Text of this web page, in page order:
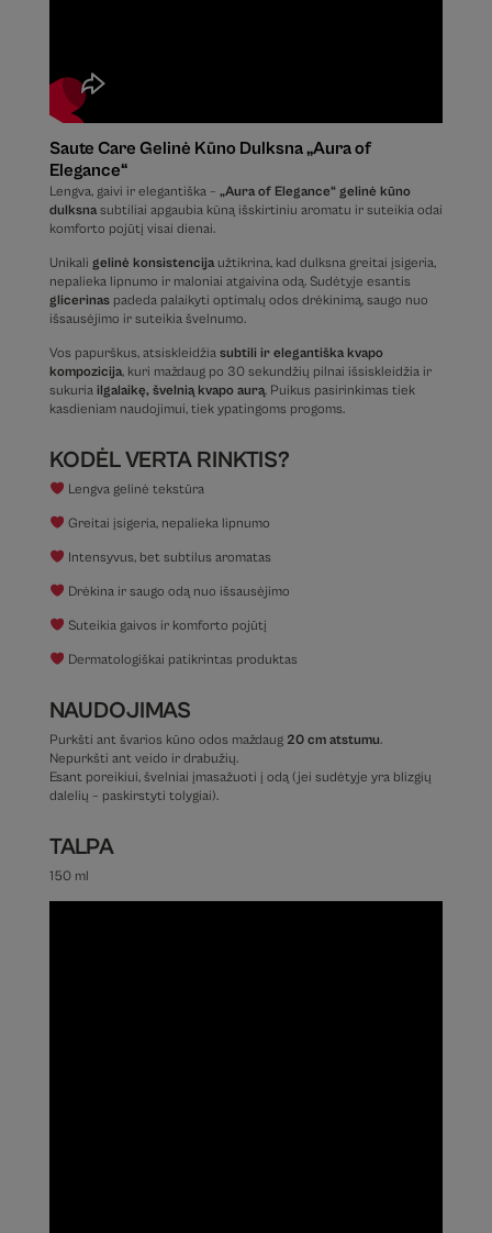
Saute Care Gelinė Kūno Dulksna „Aura of
Elegance“
Lengva, gaivi ir elegantiška – „Aura of Elegance“ gelinė kūno
dulksnasubtiliai apgaubia kūną išskirtiniu aromatu ir suteikia odai
komforto pojūtį visai dienai.
Unikali gelinė konsistencijaužtikrina, kad dulksna greitai įsigeria,
nepalieka lipnumo ir maloniai atgaivina odą. Sudėtyje esantis
glicerinaspadeda palaikyti optimalų odos drėkinimą, saugo nuo
išsausėjimo ir suteikia švelnumo.
Vos papurškus, atsiskleidžia subtili ir elegantiška kvapo
kompozicija, kuri maždaug po 30 sekundžių pilnai išsiskleidžia ir
sukuria ilgalaikę, švelnią kvapo aurą. Puikus pasirinkimas tiek
kasdieniam naudojimui, tiek ypatingoms progoms.
KODĖL VERTA RINKTIS?
Lengva gelinė tekstūra
Greitai įsigeria, nepalieka lipnumo
Intensyvus, bet subtilus aromatas
Drėkina ir saugo odą nuo išsausėjimo
Suteikia gaivos ir komforto pojūtį
Dermatologiškai patikrintas produktas
NAUDOJIMAS
Purkšti ant švarios kūno odos maždaug 20 cm atstumu.
Nepurkšti ant veido ir drabužių.
Esant poreikiui, švelniai įmasažuoti į odą (jei sudėtyje yra blizgių
dalelių – paskirstyti tolygiai).
TALPA
150 ml